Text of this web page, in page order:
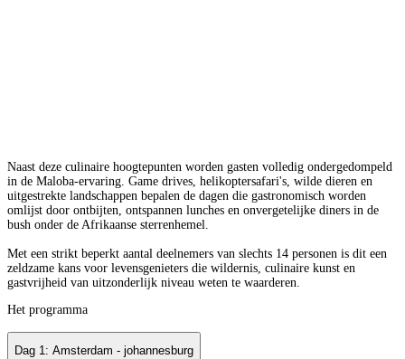
Naast deze culinaire hoogtepunten worden gasten volledig ondergedompeld
in de Maloba-ervaring. Game drives, helikoptersafari's, wilde dieren en
uitgestrekte landschappen bepalen de dagen die gastronomisch worden
omlijst door ontbijten, ontspannen lunches en onvergetelijke diners in de
bush onder de Afrikaanse sterrenhemel.
Met een strikt beperkt aantal deelnemers van slechts 14 personen is dit een
zeldzame kans voor levensgenieters die wildernis, culinaire kunst en
gastvrijheid van uitzonderlijk niveau weten te waarderen.
Het programma
Dag 1: Amsterdam - johannesburg